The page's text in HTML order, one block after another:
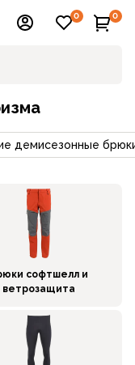
0 0
демисезонные
софтшелл и
ветрозащита